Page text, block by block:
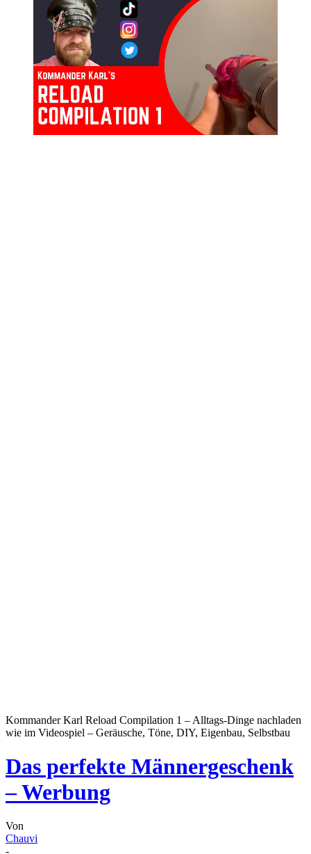
Kommander Karl Reload Compilation 1 – Alltags-Dinge nachladen
wie im Videospiel – Geräusche, Töne, DIY, Eigenbau, Selbstbau
Das perfekte Männergeschenk
– Werbung
Von
Chauvi
-